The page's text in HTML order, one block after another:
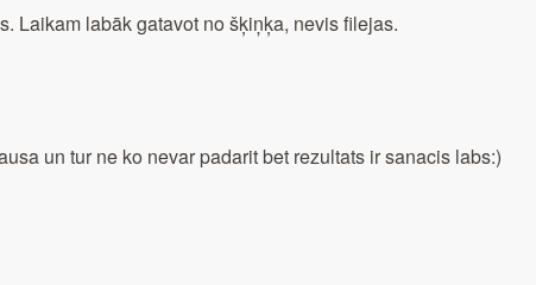
Laikam labāk gatavot no šķiņķa, nevis filejas.
un tur ne ko nevar padarit bet rezultats ir sanacis labs:)